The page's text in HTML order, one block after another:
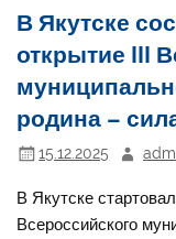
В Якутске
открытие III
родина –
15.12.2025
В Якутске
Всероссийского